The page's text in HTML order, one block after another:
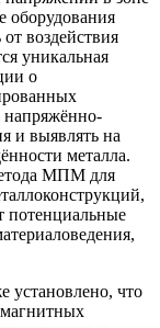
оборудования
воздействия
уникальная
о
напряжённо-
и выявлять на
металла.
МПМ для
потенциальные
установлено, что